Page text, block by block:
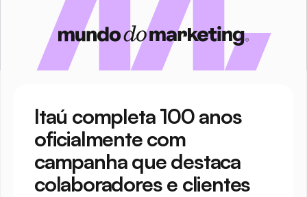
Itaú completa 100 anos
oficialmente com
campanha que destaca
colaboradores e clientes